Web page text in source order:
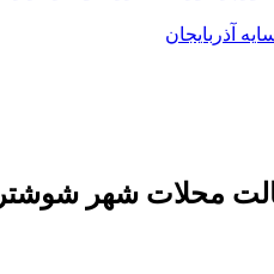
آذربایجان
محلات شهر شوشتر